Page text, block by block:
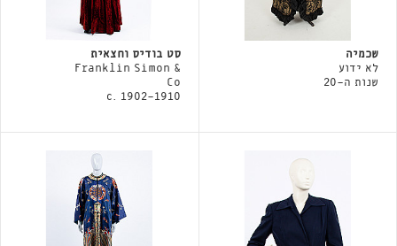
שכמיה
לא ידוע
שנות ה-20
סט בודיס וחצאית
Franklin Simon &
Co
c. 1902-1910